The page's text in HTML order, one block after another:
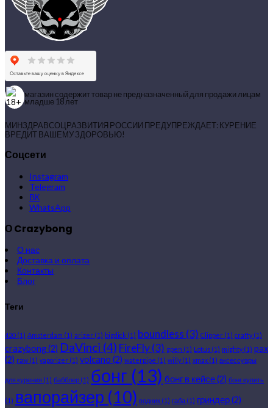
магазин содержит товар не предназначенный для продажи лицам
младше 18 лет
МИНЗДРАВСОЦРАЗВИТИЯ РОССИИ ПРЕДУПРЕЖДАЕТ: КУРЕНИЕ
ВРЕДИТ ВАШЕМУ ЗДОРОВЬЮ!
Соцсети
Instagram
Telegram
ВК
WhatsApp
О Crazybong
О нас
Доставка и оплата
Контакты
Блог
Теги
420 (1) Amsterdam (1) arizer (1) bigdick (1) boundless (3) Clipper (1) crafty(1)
crazybong(2) DaVinci (4) FireFly(3) gpen (1) Lotus (1) mighty(1) pax
(2) raw (1) vaporizer (1) volcano (2) waterpipe (1) willy(1) xmax (1) аксессуары
для курения (1) бабблер (1) бонг (13) бонг в кейсе(2) бонг купить
(1) вапорайзер (10) водник (1) габа (1) гриндер(2)